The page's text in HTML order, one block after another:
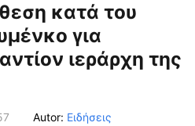
κατά του
για
ιεράρχη της
Autor: Ειδήσεις